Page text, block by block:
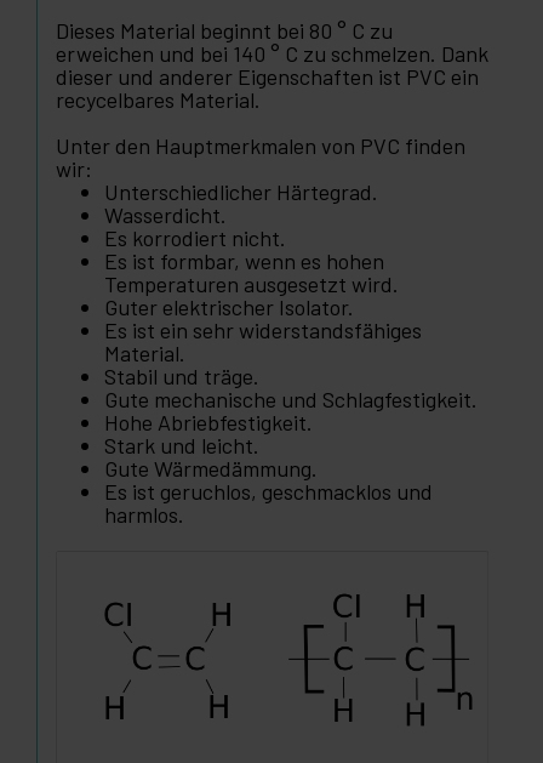
Dieses Material beginnt bei 80 ° C zu
erweichen und bei 140 ° C zu schmelzen. Dank
dieser und anderer Eigenschaften ist PVC ein
recycelbares Material.
Unter den Hauptmerkmalen von PVC finden
wir:
Unterschiedlicher Härtegrad.
Wasserdicht.
Es korrodiert nicht.
Es ist formbar, wenn es hohen
Temperaturen ausgesetzt wird.
Guter elektrischer Isolator.
Es ist ein sehr widerstandsfähiges
Material.
Stabil und träge.
Gute mechanische und Schlagfestigkeit.
Hohe Abriebfestigkeit.
Stark und leicht.
Gute Wärmedämmung.
Es ist geruchlos, geschmacklos und
harmlos.